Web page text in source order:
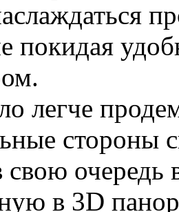
покидая
легче
стороны
свою
в 3D